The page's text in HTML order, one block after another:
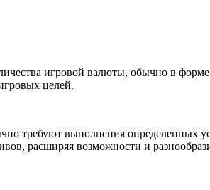
игровой валюты, обычно в
целей.
требуют выполнения определенных
расширяя возможности и